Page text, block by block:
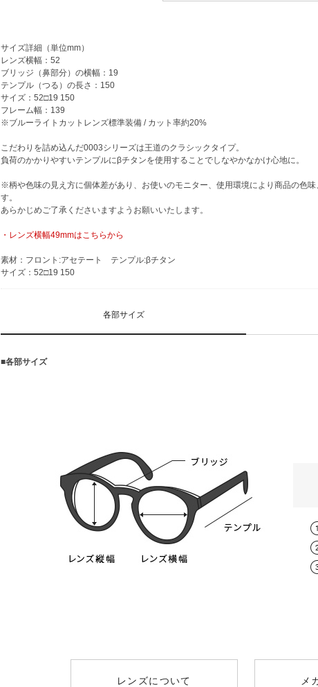
サイズ詳細（単位mm）
レンズ横幅：52
ブリッジ（鼻部分）の横幅：19
テンプル（つる）の長さ：150
サイズ：52□19 150
フレーム幅：139
※ブルーライトカットレンズ標準装備 / カット率約20%
こだわりを詰め込んだ0003シリーズは王道のクラシックタイプ。
負荷のかかりやすいテンプルにβチタンを使用することでしなやかなかけ心地に。
※柄や色味の見え方に個体差があり、お使いのモニター、使用環境により商品の色
す。
あらかじめご了承くださいますようお願いいたします。
・レンズ横幅49mmはこちらから
素材：フロント:アセテート テンプル:βチタン
サイズ：52□19 150
各部サイズ
■各部サイズ
レンズについて メ